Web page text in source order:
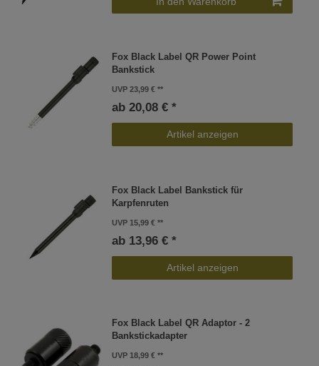
Fox Black Label QR Power Point
Bankstick
UVP 23,99 €
ab 20,08 € *
Artikel anzeigen
Fox Black Label Bankstick für
Karpfenruten
UVP 15,99 €
ab 13,96 € *
Artikel anzeigen
Fox Black Label QR Adaptor - 2
Bankstickadapter
UVP 18,99 €